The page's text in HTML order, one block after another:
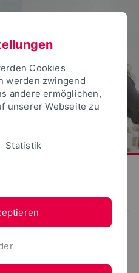
Cookies
werden zwingend
andere ermöglichen,
unserer Webseite zu
Statistik